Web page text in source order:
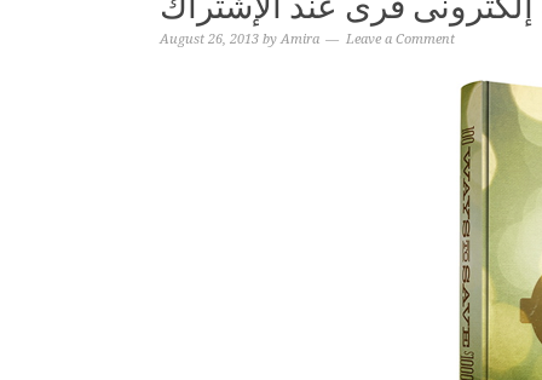
August 26, 2013 byAmira Leave a Comment